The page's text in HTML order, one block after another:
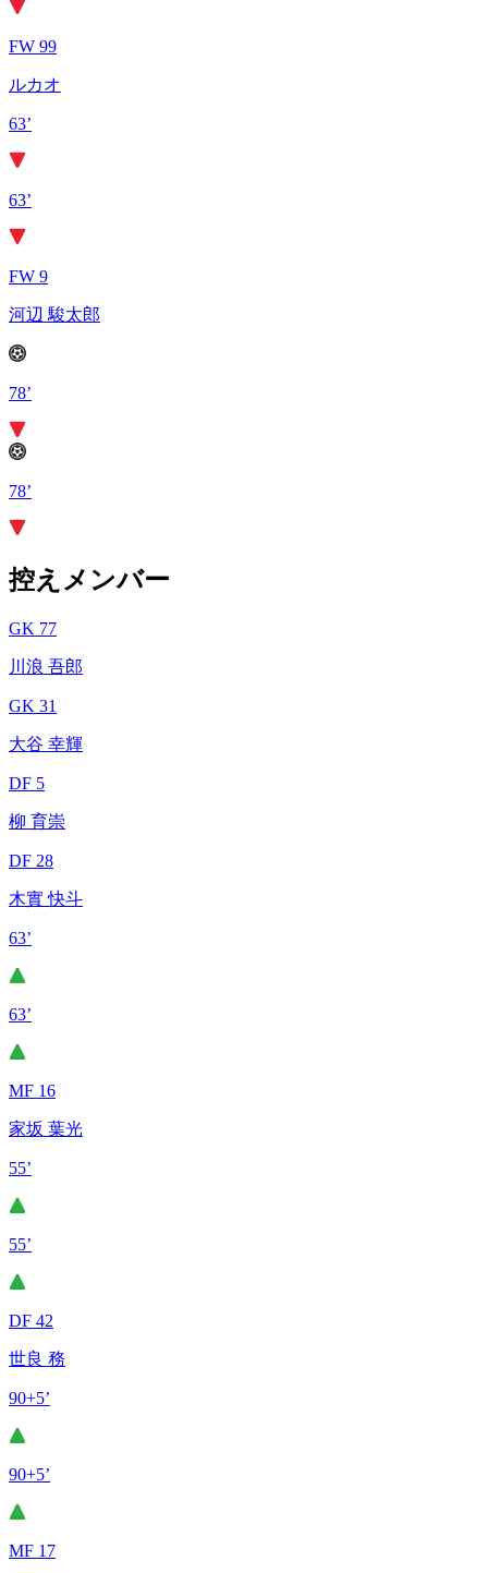
FW 99
ルカオ
63’
63’
FW 9
河辺 駿太郎
78’
78’
控えメンバー
GK 77
川浪 吾郎
GK 31
大谷 幸輝
DF 5
柳 育崇
DF 28
木實 快斗
63’
63’
MF 16
家坂 葉光
55’
55’
DF 42
世良 務
90+5’
90+5’
MF 17